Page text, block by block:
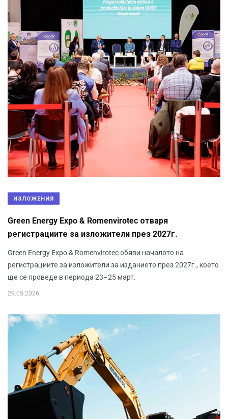
ИЗЛОЖЕНИЯ
Green Energy Expo & Romenvirotec отваря
регистрациите за изложители през 2027г.
Green Energy Expo & Romenvirotec обяви началото на
регистрациите за изложители за изданието през 2027г., което
ще се проведе в периода 23–25 март.
29.05.2026